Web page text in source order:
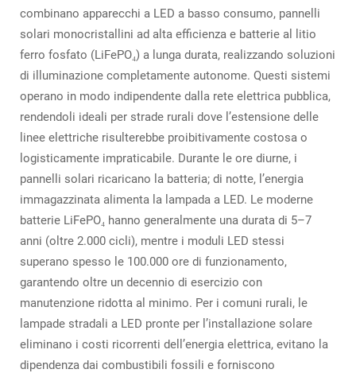
combinano apparecchi a LED a basso consumo, pannelli
solari monocristallini ad alta efficienza e batterie al litio
ferro fosfato (LiFePO₄) a lunga durata, realizzando soluzioni
di illuminazione completamente autonome. Questi sistemi
operano in modo indipendente dalla rete elettrica pubblica,
rendendoli ideali per strade rurali dove l’estensione delle
linee elettriche risulterebbe proibitivamente costosa o
logisticamente impraticabile. Durante le ore diurne, i
pannelli solari ricaricano la batteria; di notte, l’energia
immagazzinata alimenta la lampada a LED. Le moderne
batterie LiFePO₄ hanno generalmente una durata di 5–7
anni (oltre 2.000 cicli), mentre i moduli LED stessi
superano spesso le 100.000 ore di funzionamento,
garantendo oltre un decennio di esercizio con
manutenzione ridotta al minimo. Per i comuni rurali, le
lampade stradali a LED pronte per l’installazione solare
eliminano i costi ricorrenti dell’energia elettrica, evitano la
dipendenza dai combustibili fossili e forniscono